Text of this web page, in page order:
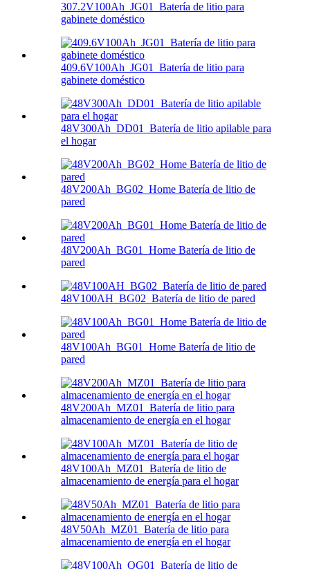
307.2V100Ah_JG01_Batería de litio para
gabinete doméstico
409.6V100Ah_JG01_Batería de litio para
gabinete doméstico
48V300Ah_DD01_Batería de litio apilable para
el hogar
48V200Ah_BG02_Home Batería de litio de
pared
48V200Ah_BG01_Home Batería de litio de
pared
48V100AH_BG02_Batería de litio de pared
48V100Ah_BG01_Home Batería de litio de
pared
48V200Ah_MZ01_Batería de litio para
almacenamiento de energía en el hogar
48V100Ah_MZ01_Batería de litio de
almacenamiento de energía para el hogar
48V50Ah_MZ01_Batería de litio para
almacenamiento de energía en el hogar